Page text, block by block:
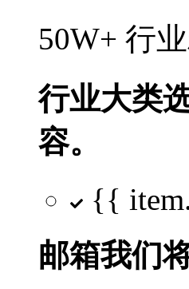
50W+ 行
行业大类
容。
{{
邮箱我们